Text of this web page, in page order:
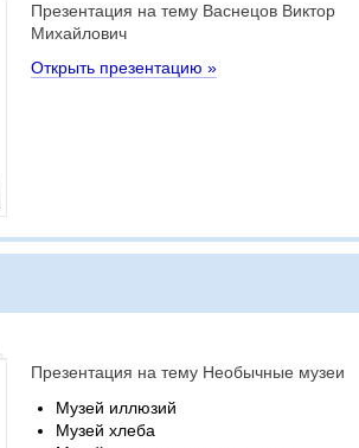
Презентация на тему Васнецов Виктор
Михайлович
Открыть презентацию »
Презентация на тему Необычные музеи
Музей иллюзий
Музей хлеба